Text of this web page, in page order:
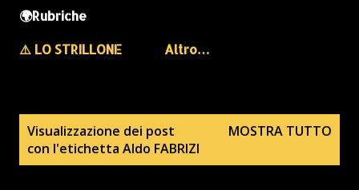
🌍Rubriche
⚠️ LO STRILLONE
Altro…
Visualizzazione dei post
con l'etichetta Aldo FABRIZI
MOSTRA TUTTO